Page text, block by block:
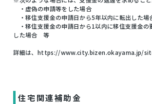
・虚偽の申請等をした場合
・移住支援金の申請日から5年以内に転出した場
・移住支援金の申請日から1以内に移住支援金の
した場合 等
詳細は、https://www.city.bizen.okayama.jp/
住宅関連補助金